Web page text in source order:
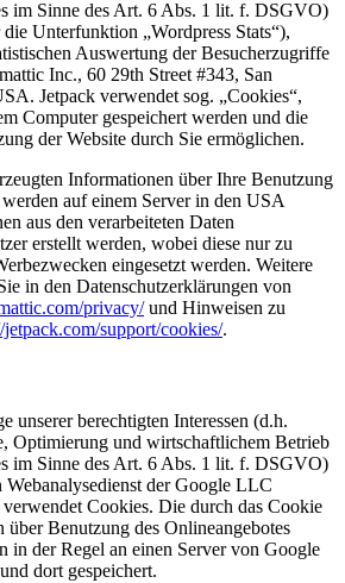
im Sinne des Art. 6 Abs. 1 lit. f. DSGVO)
Unterfunktion „Wordpress Stats“),
Auswertung der Besucherzugriffe
Inc., 60 29th Street #343, San
Jetpack verwendet sog. „Cookies“,
Computer gespeichert werden und die
der Website durch Sie ermöglichen.
Informationen über Ihre Benutzung
auf einem Server in den USA
aus den verarbeiteten Daten
erstellt werden, wobei diese nur zu
eingesetzt werden. Weitere
in den Datenschutzerklärungen von
privacy/und Hinweisen zu
jetpack.com/support/cookies/.
unserer berechtigten Interessen (d.h.
Optimierung und wirtschaftlichem Betrieb
im Sinne des Art. 6 Abs. 1 lit. f. DSGVO)
der Google LLC
Cookies. Die durch das Cookie
über Benutzung des Onlineangebotes
in der Regel an einen Server von Google
dort gespeichert.